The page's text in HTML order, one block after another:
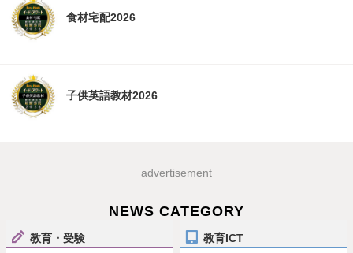
食材宅配2026
子供英語教材2026
advertisement
NEWS CATEGORY
教育・受験 教育ICT